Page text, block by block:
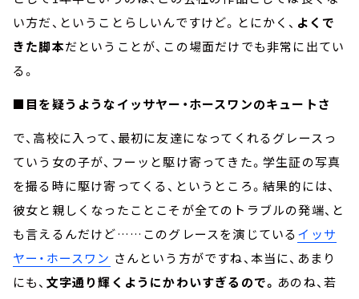
い方だ、ということらしいんですけど。とにかく、 よくで
きた脚本だということが、この場面だけでも非常に出てい
る。
■目を疑うようなイッサヤー・ホースワンのキュートさ
で、高校に入って、最初に友達になってくれるグレースっ
ていう女の子が、フーッと駆け寄ってきた。学生証の写真
を撮る時に駆け寄ってくる、というところ。結果的には、
彼女と親しくなったことこそが全てのトラブルの発端、と
も言えるんだけど……このグレースを演じているイッサ
ヤー・ホースワン さんという方がですね、本当に、あまり
にも、 文字通り輝くようにかわいすぎるので。 あのね、若